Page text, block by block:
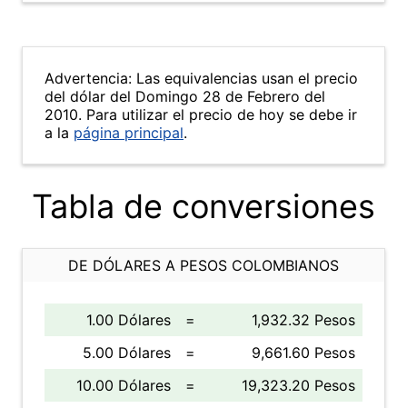
Advertencia: Las equivalencias usan el precio
del dólar del Domingo 28 de Febrero del
2010. Para utilizar el precio de hoy se debe ir
a la página principal.
Tabla de conversiones
DE DÓLARES A PESOS COLOMBIANOS
1.00 Dólares =
1,932.32 Pesos
5.00 Dólares
=
9,661.60 Pesos
10.00 Dólares
=
19,323.20 Pesos